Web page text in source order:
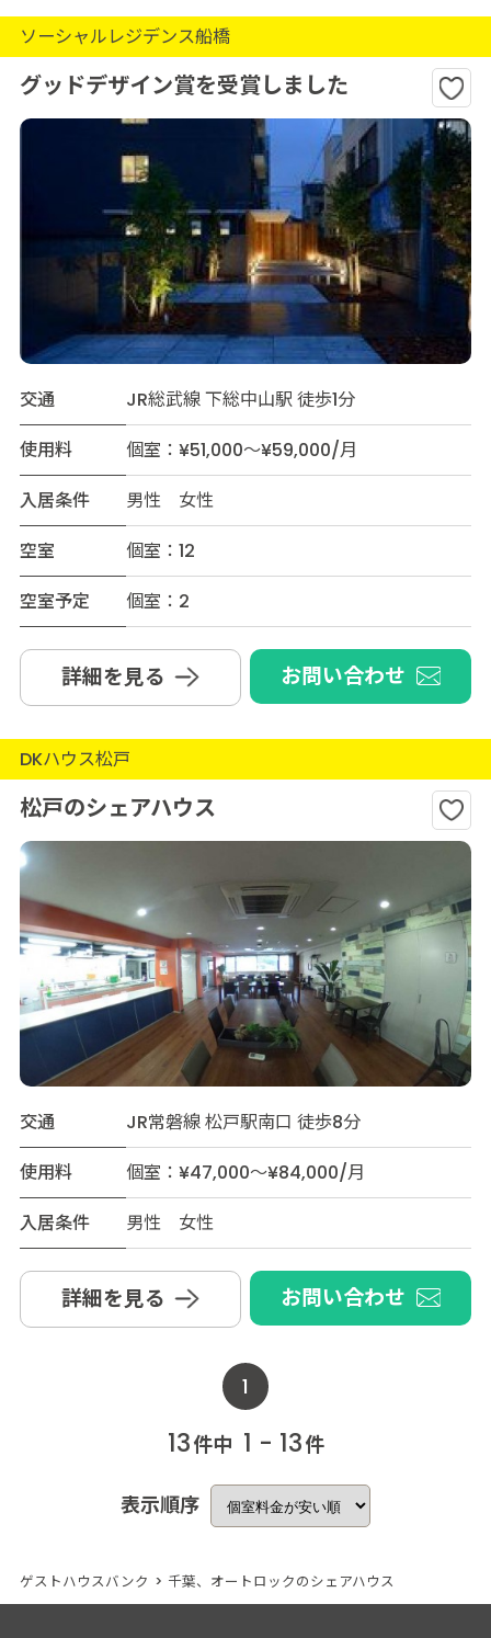
ソーシャルレジデンス船橋
グッドデザイン賞を受賞しました
交通
JR総武線 下総中山駅 徒歩1分
使用料
個室：¥51,000～¥59,000/月
入居条件
男性 女性
空室
個室：12
空室予定
個室：2
詳細を見る お問い合わせ
DKハウス松戸
松戸のシェアハウス
交通
JR常磐線 松戸駅南口 徒歩8分
使用料
個室：¥47,000～¥84,000/月
入居条件
男性 女性
詳細を見る お問い合わせ
1
13件中 1 - 13件
表示順序
ゲストハウスバンク > 千葉、オートロックのシェアハウス